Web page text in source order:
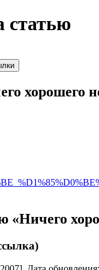
статью
хорошего
«Ничего